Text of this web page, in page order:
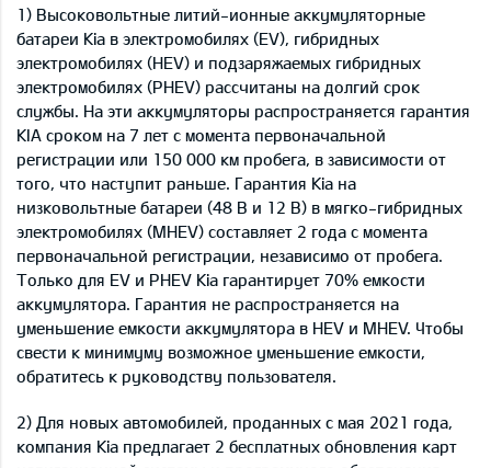
1) Высоковольтные литий-ионные аккумуляторные
батареи Kia в электромобилях (EV), гибридных
электромобилях (HEV) и подзаряжаемых гибридных
электромобилях (PHEV) рассчитаны на долгий срок
службы. На эти аккумуляторы распространяется гарантия
KIA сроком на 7 лет с момента первоначальной
регистрации или 150 000 км пробега, в зависимости от
того, что наступит раньше. Гарантия Kia на
низковольтные батареи (48 В и 12 В) в мягко-гибридных
электромобилях (MHEV) составляет 2 года с момента
первоначальной регистрации, независимо от пробега.
Только для EV и PHEV Kia гарантирует 70% емкости
аккумулятора. Гарантия не распространяется на
уменьшение емкости аккумулятора в HEV и MHEV. Чтобы
свести к минимуму возможное уменьшение емкости,
обратитесь к руководству пользователя.
2) Для новых автомобилей, проданных с мая 2021 года,
компания Kia предлагает 2 бесплатных обновления карт